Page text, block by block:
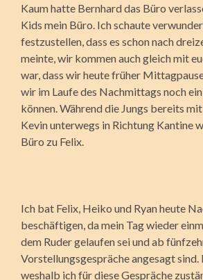
Kaum hatte Bernhard das Büro
Kids mein Büro. Ich schaute
festzustellen, dass es schon nach
meinte, wir kommen auch gleich mit
war, dass wir heute früher
wir im Laufe des Nachmittags noch
können. Während die Jungs bereits
Kevin unterwegs in Richtung Kantine
Büro zu Felix.
Ich bat Felix, Heiko und Ryan heute
beschäftigen, da mein Tag wieder
dem Ruder gelaufen sei und ab
Vorstellungsgespräche angesagt sind.
weshalb ich für diese Gespräche